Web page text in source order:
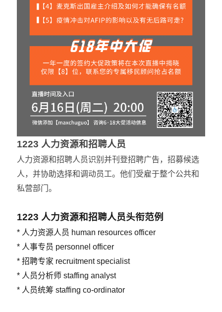
1223 人力资源和招聘人员
人力资源和招聘人员识别并刊登招聘广告，招募候选
人，并协助选择和调动员工。他们受雇于整个公共和
私营部门。
1223 人力资源和招聘人员头衔范例
* 人力资源人员 human resources officer
* 人事专员 personnel officer
* 招聘专家 recruitment specialist
* 人员分析师 staffing analyst
* 人员统筹 staffing co-ordinator